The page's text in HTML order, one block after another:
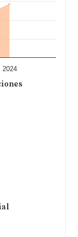
se dedica a a)
titulo, de
tales
hoteles,
Santa Cruz
2024